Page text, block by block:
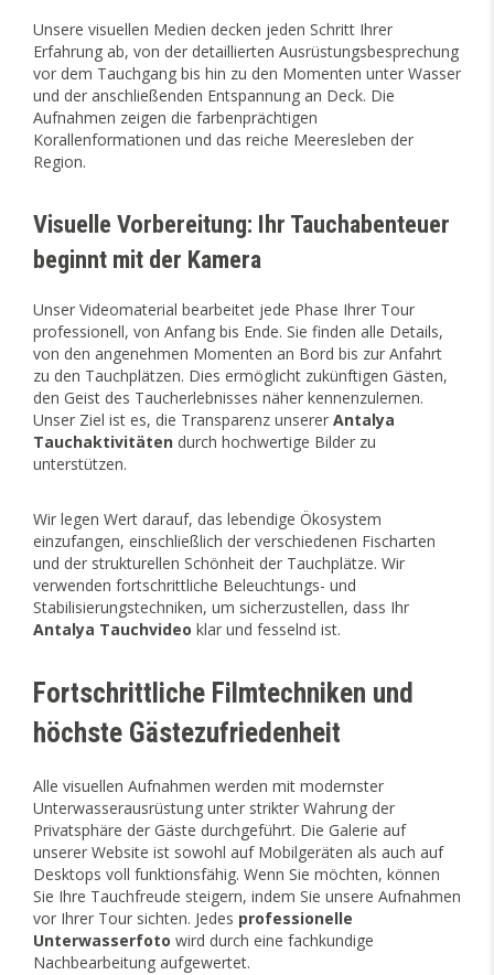
Unsere visuellen Medien decken jeden Schritt Ihrer
Erfahrung ab, von der detaillierten Ausrüstungsbesprechung
vor dem Tauchgang bis hin zu den Momenten unter Wasser
und der anschließenden Entspannung an Deck. Die
Aufnahmen zeigen die farbenprächtigen
Korallenformationen und das reiche Meeresleben der
Region.
Visuelle Vorbereitung: Ihr Tauchabenteuer
beginnt mit der Kamera
Unser Videomaterial bearbeitet jede Phase Ihrer Tour
professionell, von Anfang bis Ende. Sie finden alle Details,
von den angenehmen Momenten an Bord bis zur Anfahrt
zu den Tauchplätzen. Dies ermöglicht zukünftigen Gästen,
den Geist des Taucherlebnisses näher kennenzulernen.
Unser Ziel ist es, die Transparenz unserer Antalya
Tauchaktivitäten durch hochwertige Bilder zu
unterstützen.
Wir legen Wert darauf, das lebendige Ökosystem
einzufangen, einschließlich der verschiedenen Fischarten
und der strukturellen Schönheit der Tauchplätze. Wir
verwenden fortschrittliche Beleuchtungs- und
Stabilisierungstechniken, um sicherzustellen, dass Ihr
Antalya Tauchvideo klar und fesselnd ist.
Fortschrittliche Filmtechniken und
höchste Gästezufriedenheit
Alle visuellen Aufnahmen werden mit modernster
Unterwasserausrüstung unter strikter Wahrung der
Privatsphäre der Gäste durchgeführt. Die Galerie auf
unserer Website ist sowohl auf Mobilgeräten als auch auf
Desktops voll funktionsfähig. Wenn Sie möchten, können
Sie Ihre Tauchfreude steigern, indem Sie unsere Aufnahmen
vor Ihrer Tour sichten. Jedes professionelle
Unterwasserfoto wird durch eine fachkundige
Nachbearbeitung aufgewertet.